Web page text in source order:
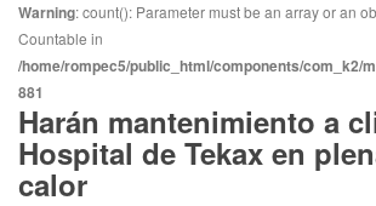
Warning: count(): Parameter must be an array or an
Countable in
/home/rompec5/public_html/components/com_k2/
881
Harán mantenimiento a
Hospital de Tekax en
calor